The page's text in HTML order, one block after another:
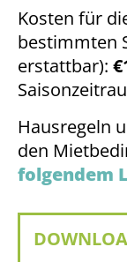
Kosten für
bestimmten
erstattbar):
Hausregeln
den
folgendem